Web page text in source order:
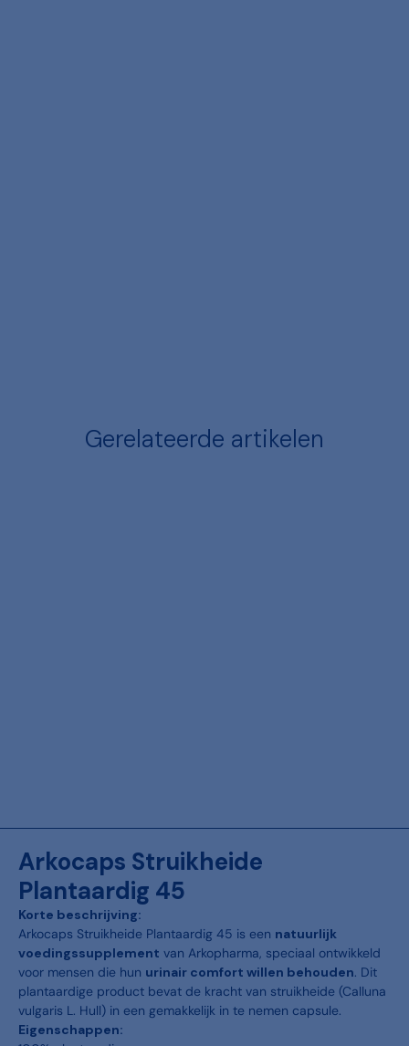
Gerelateerde artikelen
Arkocaps Struikheide
Plantaardig 45
Korte beschrijving:
Arkocaps Struikheide Plantaardig 45 is een natuurlijk
voedingssupplement van Arkopharma, speciaal ontwikkeld
voor mensen die hun urinair comfort willen behouden. Dit
plantaardige product bevat de kracht van struikheide (Calluna
vulgaris L. Hull) in een gemakkelijk in te nemen capsule.
Eigenschappen: